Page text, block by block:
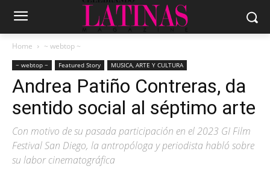
Home ~ webtop ~
~ webtop ~ Featured Story MUSICA, ARTE Y CULTURA
Andrea Patiño Contreras, da
sentido social al séptimo arte
Con motivo de su pasada participación en el 2023 GI Film
Festival San Diego, la antropóloga y periodista habló sobre
su labor cinematográfica